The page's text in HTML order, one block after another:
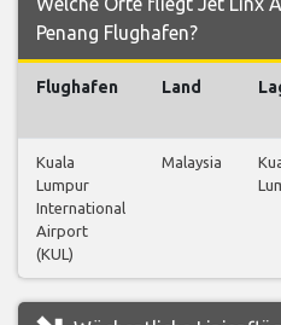
Penang Flughafen?
Flughafen Land
Kuala
Lumpur
International
Airport
(KUL)
Malaysia